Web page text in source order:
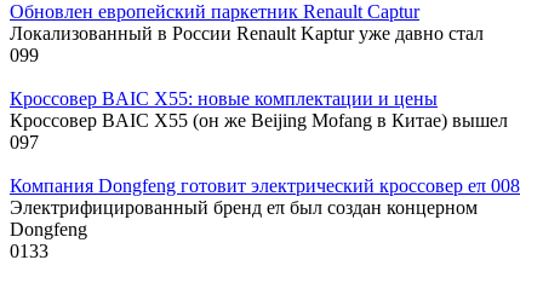
Обновлен европейский паркетник Renault Captur
Локализованный в России Renault Kaptur уже давно стал
099
Кроссовер BAIC X55: новые комплектации и цены
Кроссовер BAIC X55 (он же Beijing Mofang в Китае) вышел
097
Компания Dongfeng готовит электрический кроссовер eπ 008
Электрифицированный бренд eπ был создан концерном
Dongfeng
0133